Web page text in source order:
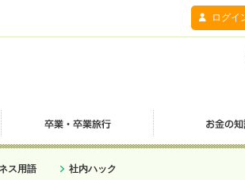
ログイ
ス用語 社内ハック